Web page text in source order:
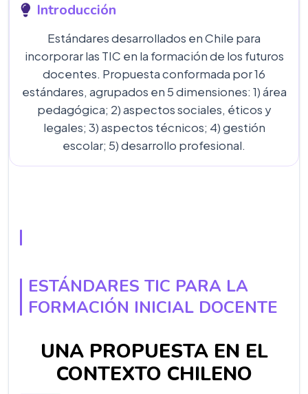
Introducción
Estándares desarrollados en Chile para
incorporar las TIC en la formación de los futuros
docentes. Propuesta conformada por 16
estándares, agrupados en 5 dimensiones: 1) área
pedagógica; 2) aspectos sociales, éticos y
legales; 3) aspectos técnicos; 4) gestión
escolar; 5) desarrollo profesional.
ESTÁNDARES TIC PARA LA
FORMACIÓN INICIAL DOCENTE
UNA PROPUESTA EN EL
CONTEXTO CHILENO